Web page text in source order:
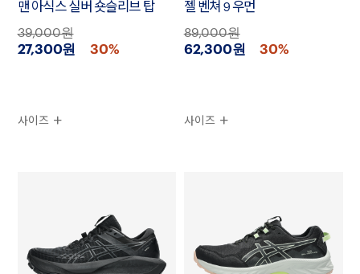
맨 아식스 실버 숏슬리브 탑
39,000원
27,300원 30%
사이즈
젤 벤쳐 9 우먼
89,000원
62,300원 30%
사이즈